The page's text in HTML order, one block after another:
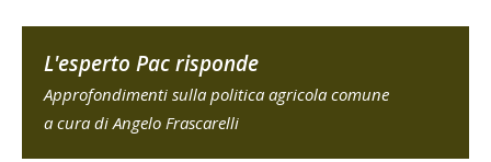
L'esperto Pac risponde
Approfondimenti sulla politica agricola comune
a cura di Angelo Frascarelli